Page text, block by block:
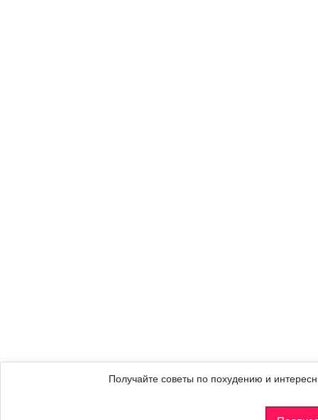
Получайте советы по похудению и